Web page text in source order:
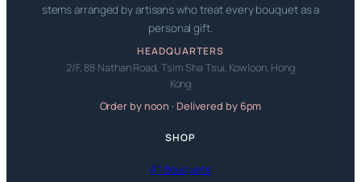
stems arranged by artisans who treat every bouquet as a
personal gift.
HEADQUARTERS
2/F, 88 Nathan Road, Tsim Sha Tsui, Kowloon, Hong
Kong
Order by noon · Delivered by 6pm
SHOP
All Bouquets